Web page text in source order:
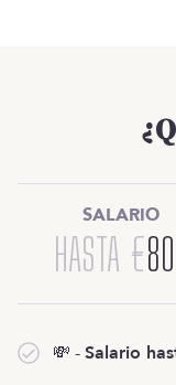
SALARIO
HASTA €80
💸 -Salario